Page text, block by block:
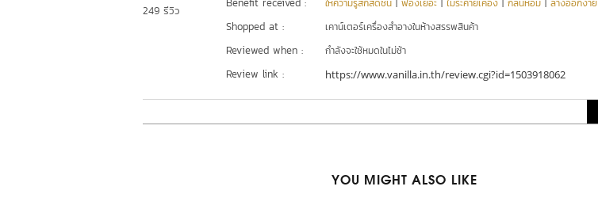
249 รีวิว
ให้ความรู้สึกสดชื่น | ฟองเยอะ | ไม่ระคายเคือง | กลิ่นหอม | ล้างออกง่าย
Shopped at : เคาน์เตอร์เครื่องสำอางในห้างสรรพสินค้า
Reviewed when : กำลังจะใช้หมดในไม่ช้า
Review link : https://www.vanilla.in.th/review.cgi?id=1503918062
YOU MIGHT ALSO LIKE